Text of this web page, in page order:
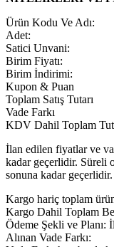
Ürün Kodu Ve Adı:
Adet:
Satici Unvani:
Birim Fiyatı:
Birim İndirimi:
Kupon & Puan
Toplam Satış Tutarı
Vade Farkı
KDV Dahil Toplam
İlan edilen fiyatlar ve
kadar geçerlidir. Süreli
sonuna kadar geçerlidir.
Kargo hariç toplam
Kargo Dahil Toplam
Ödeme Şekli ve Planı:
Alınan Vade Farkı: